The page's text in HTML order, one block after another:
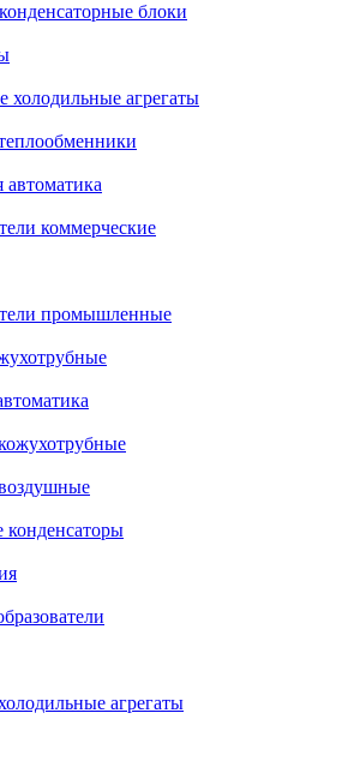
блоки
агрегаты
коммерческие
промышленные
конденсаторы
агрегаты